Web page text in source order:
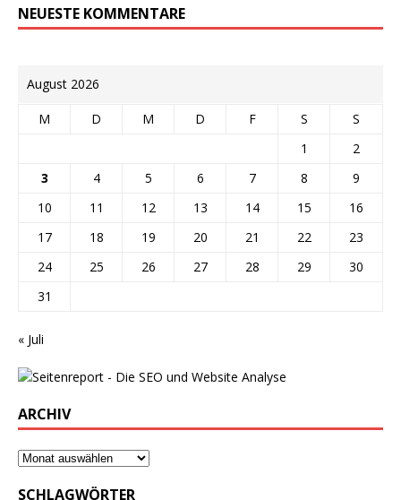
NEUESTE KOMMENTARE
August 2026
M D M D F S
S
1
2
3
4 5 6 7 8
9
10
11 12 13 14 15
16
17
18 19 20 21 22
23
24
25 26 27 28 29
30
31
« Juli
ARCHIV
SCHLAGWÖRTER